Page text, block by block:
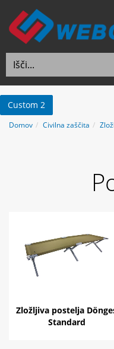
Custom 2
Domov Civilna zaščita
Zložljiva postelja
Standard